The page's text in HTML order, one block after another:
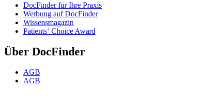
DocFinder für Ihre Praxis
Werbung auf DocFinder
Wissensmagazin
Patients‘ Choice Award
Über DocFinder
AGB
AGB